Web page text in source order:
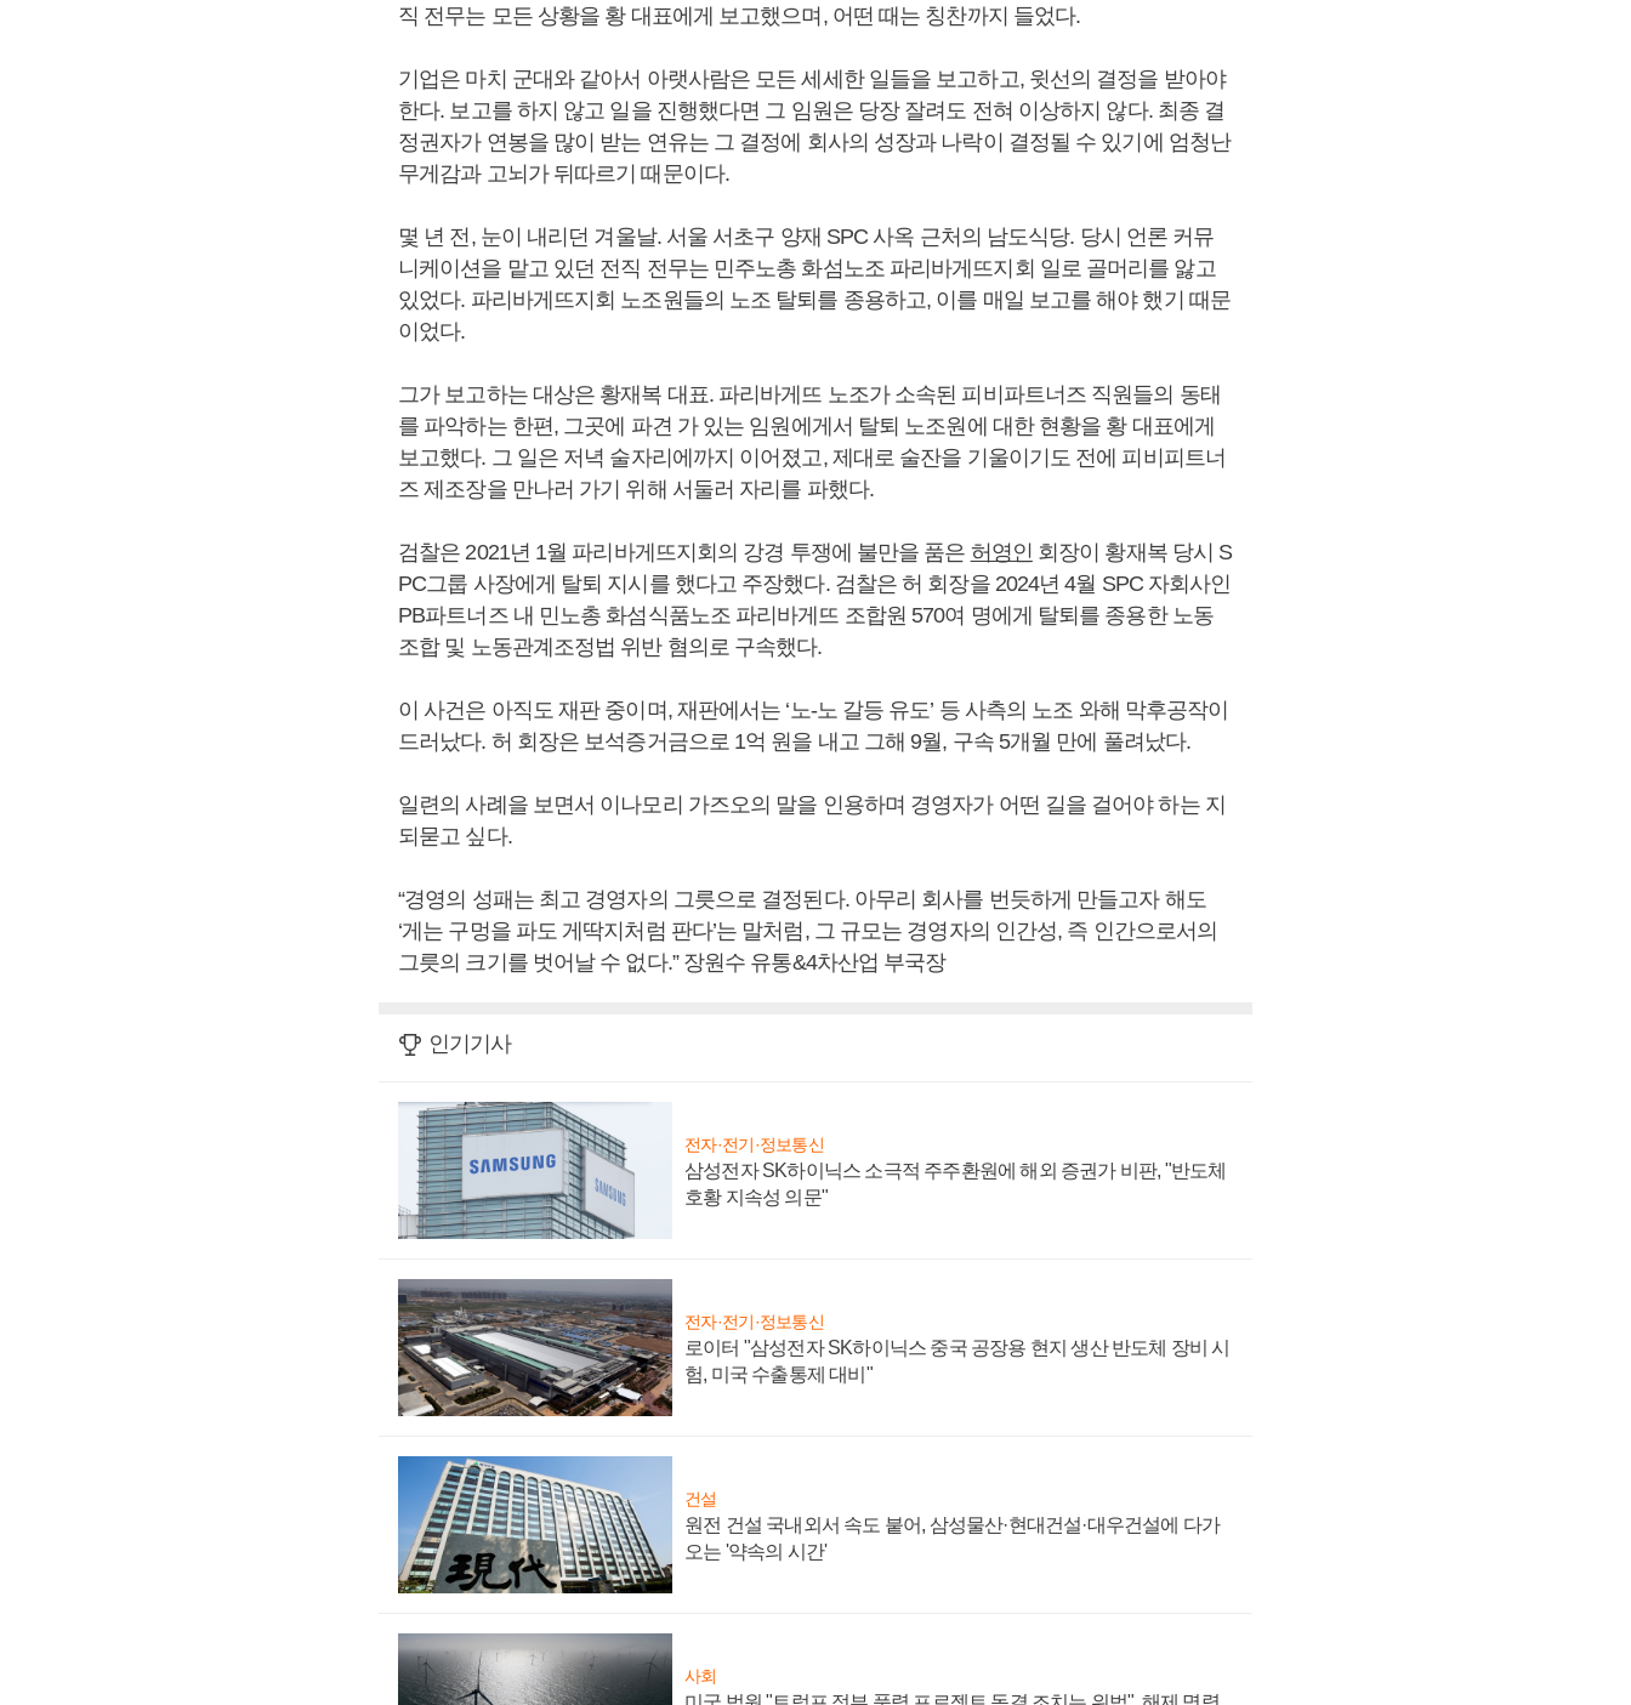
직 전무는 모든 상황을 황 대표에게 보고했으며, 어떤 때는 칭찬까지 들었다.
기업은 마치 군대와 같아서 아랫사람은 모든 세세한 일들을 보고하고, 윗선의 결정을 받아야
한다. 보고를 하지 않고 일을 진행했다면 그 임원은 당장 잘려도 전혀 이상하지 않다. 최종 결
정권자가 연봉을 많이 받는 연유는 그 결정에 회사의 성장과 나락이 결정될 수 있기에 엄청난
무게감과 고뇌가 뒤따르기 때문이다.
몇 년 전, 눈이 내리던 겨울날. 서울 서초구 양재 SPC 사옥 근처의 남도식당. 당시 언론 커뮤
니케이션을 맡고 있던 전직 전무는 민주노총 화섬노조 파리바게뜨지회 일로 골머리를 앓고
있었다. 파리바게뜨지회 노조원들의 노조 탈퇴를 종용하고, 이를 매일 보고를 해야 했기 때문
이었다.
그가 보고하는 대상은 황재복 대표. 파리바게뜨 노조가 소속된 피비파트너즈 직원들의 동태
를 파악하는 한편, 그곳에 파견 가 있는 임원에게서 탈퇴 노조원에 대한 현황을 황 대표에게
보고했다. 그 일은 저녁 술자리에까지 이어졌고, 제대로 술잔을 기울이기도 전에 피비피트너
즈 제조장을 만나러 가기 위해 서둘러 자리를 파했다.
검찰은 2021년 1월 파리바게뜨지회의 강경 투쟁에 불만을 품은 허영인 회장이 황재복 당시 S
PC그룹 사장에게 탈퇴 지시를 했다고 주장했다. 검찰은 허 회장을 2024년 4월 SPC 자회사인
PB파트너즈 내 민노총 화섬식품노조 파리바게뜨 조합원 570여 명에게 탈퇴를 종용한 노동
조합 및 노동관계조정법 위반 혐의로 구속했다.
이 사건은 아직도 재판 중이며, 재판에서는 ‘노-노 갈등 유도’ 등 사측의 노조 와해 막후공작이
드러났다. 허 회장은 보석증거금으로 1억 원을 내고 그해 9월, 구속 5개월 만에 풀려났다.
일련의 사례을 보면서 이나모리 가즈오의 말을 인용하며 경영자가 어떤 길을 걸어야 하는 지
되묻고 싶다.
“경영의 성패는 최고 경영자의 그릇으로 결정된다. 아무리 회사를 번듯하게 만들고자 해도
‘게는 구멍을 파도 게딱지처럼 판다’는 말처럼, 그 규모는 경영자의 인간성, 즉 인간으로서의
그릇의 크기를 벗어날 수 없다.” 장원수 유통&4차산업 부국장
인기기사
전자·전기·정보통신
삼성전자 SK하이닉스 소극적 주주환원에 해외 증권가 비판, "반도체
호황 지속성 의문"
전자·전기·정보통신
로이터 "삼성전자 SK하이닉스 중국 공장용 현지 생산 반도체 장비 시
험, 미국 수출통제 대비"
건설
원전 건설 국내외서 속도 붙어, 삼성물산·현대건설·대우건설에 다가
오는 '약속의 시간'
사회